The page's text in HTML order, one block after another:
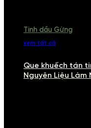
Tinh dầu Gừng
xem tất cả
Que khuếch tán
Nguyên Liệu Làm